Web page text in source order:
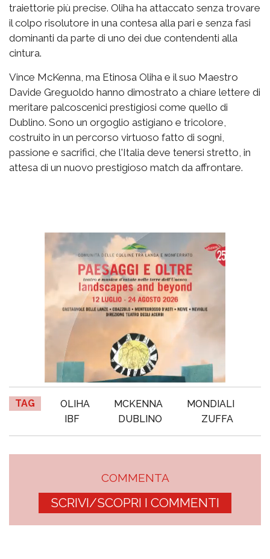
traiettorie più precise. Oliha ha attaccato senza trovare
il colpo risolutore in una contesa alla pari e senza fasi
dominanti da parte di uno dei due contendenti alla
cintura.
Vince McKenna, ma Etinosa Oliha e il suo Maestro
Davide Greguoldo hanno dimostrato a chiare lettere di
meritare palcoscenici prestigiosi come quello di
Dublino. Sono un orgoglio astigiano e tricolore,
costruito in un percorso virtuoso fatto di sogni,
passione e sacrifici, che l'Italia deve tenersi stretto, in
attesa di un nuovo prestigioso match da affrontare.
TAG OLIHA MCKENNA
MONDIALI
IBF
DUBLINO ZUFFA
COMMENTA
SCRIVI/SCOPRI I COMMENTI